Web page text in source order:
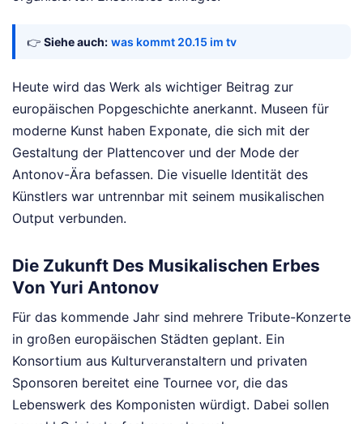
👉 Siehe auch: was kommt 20.15 im tv
Heute wird das Werk als wichtiger Beitrag zur
europäischen Popgeschichte anerkannt. Museen für
moderne Kunst haben Exponate, die sich mit der
Gestaltung der Plattencover und der Mode der
Antonov-Ära befassen. Die visuelle Identität des
Künstlers war untrennbar mit seinem musikalischen
Output verbunden.
Die Zukunft Des Musikalischen Erbes
Von Yuri Antonov
Für das kommende Jahr sind mehrere Tribute-Konzerte
in großen europäischen Städten geplant. Ein
Konsortium aus Kulturveranstaltern und privaten
Sponsoren bereitet eine Tournee vor, die das
Lebenswerk des Komponisten würdigt. Dabei sollen